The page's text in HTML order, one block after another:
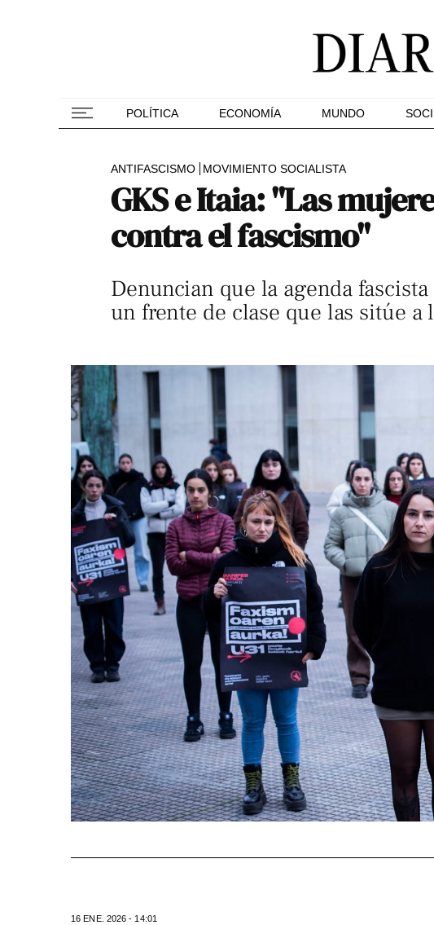
POLÍTICA ECONOMÍA MUNDO
ANTIFASCISMO MOVIMIENTO SOCIALISTA
GKS e Itaia: "Las
contra el fascismo"
Denuncian que la agenda
un frente de clase que las sitúe a
16 ENE. 2026 - 14:01